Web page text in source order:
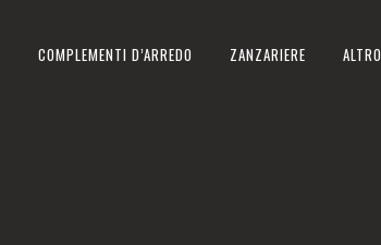
COMPLEMENTI D’ARREDO ZANZARIERE ALTRO